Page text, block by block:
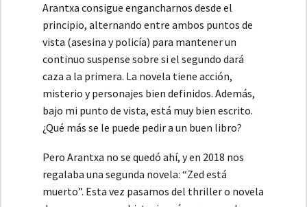
Arantxa consigue engancharnos desde el
principio, alternando entre ambos puntos de
vista (asesina y policía) para mantener un
continuo suspense sobre si el segundo dará
caza a la primera. La novela tiene acción,
misterio y personajes bien definidos. Además,
bajo mi punto de vista, está muy bien escrito.
¿Qué más se le puede pedir a un buen libro?
Pero Arantxa no se quedó ahí, y en 2018 nos
regalaba una segunda novela: “Zed está
muerto”. Esta vez pasamos del thriller o novela